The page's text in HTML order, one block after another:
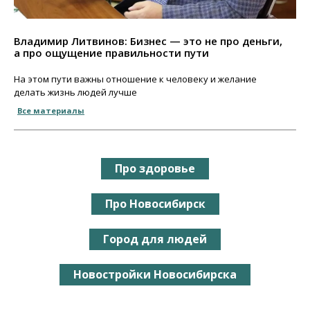
Владимир Литвинов: Бизнес — это не про деньги,
а про ощущение правильности пути
На этом пути важны отношение к человеку и желание
делать жизнь людей лучше
Все материалы
Про здоровье
Про Новосибирск
Город для людей
Новостройки Новосибирска